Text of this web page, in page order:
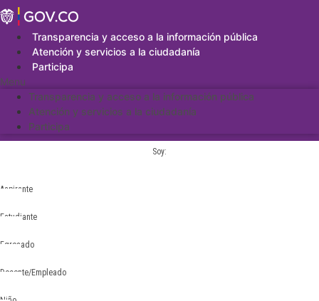
Saltar
al
contenidoTransparencia y acceso a la información pública
Atención y servicios a la ciudadanía
Participa
Menu
Transparencia y acceso a la información pública
Atención y servicios a la ciudadanía
Participa
Soy:
Aspirante
Estudiante
Egresado
Docente/Empleado